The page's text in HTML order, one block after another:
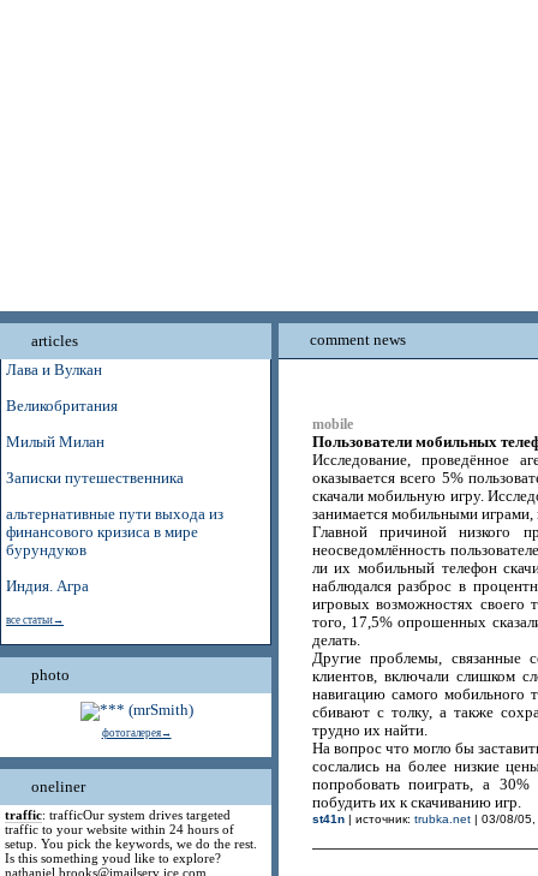
articles
Лава и Вулкан
Великобритания
Милый Милан
Записки путешественника
альтернативные пути выхода из
финансового кризиса в мире
бурундуков
Индия. Агра
все статьи→
photo
фотогалерея→
oneliner
traffic: trafficOur system drives targeted
traffic to your website within 24 hours of
setup. You pick the keywords, we do the rest.
Is this something youd like to explore?
nathaniel.brooks@jmailserv ice.com
comment news
mobile
Пользователи мобильных
Исследование, проведённое
оказывается всего 5%
скачали мобильную игру.
занимается мобильными играми,
Главной причиной низкого
неосведомлённость
ли их мобильный телефон
наблюдался разброс в
игровых возможностях своего
того, 17,5% опрошенных
делать.
Другие проблемы, связанные
клиентов, включали слишком
навигацию самого мобильного
сбивают с толку, а также
трудно их найти.
На вопрос что могло бы
сослались на более низкие
попробовать поиграть, а
побудить их к скачиванию игр.
st41n| источник: trubka.net| 03/08/05,